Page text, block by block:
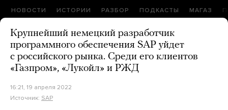
НОВОСТИ ИСТОРИИ РАЗБОР ПОДКАСТЫ МАГАЗ
Крупнейший немецкий разработчик
программного обеспечения SAP уйдет
с российского рынка. Среди его клиентов
«Газпром», «Лукойл» и РЖД
16:21, 19 апреля 2022
Источник: SAP